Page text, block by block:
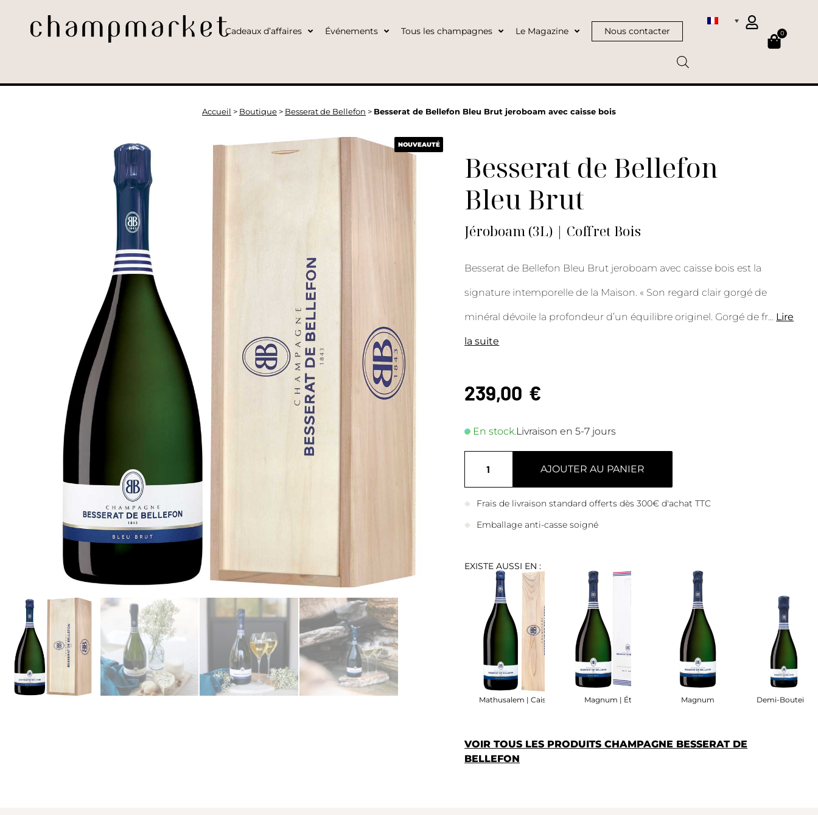
Cadeaux d’affaires Événements Tous les champagnes Le Magazine Nous contacter 0
Accueil > Boutique > Besserat de Bellefon > Besserat de Bellefon Bleu Brut jeroboam avec caisse bois
NOUVEAUTÉ
Besserat de Bellefon
Bleu Brut
Jéroboam (3L) | Coffret Bois
Besserat de Bellefon Bleu Brut jeroboam avec caisse bois est la
signature intemporelle de la Maison. « Son regard clair gorgé de
minéral dévoile la profondeur d’un équilibre originel. Gorgé de fr... Lire
la suite
239,00 €
En stock.Livraison en 5-7 jours
AJOUTER AU PANIER
Frais de livraison standard offerts dès 300€ d'achat TTC
Emballage anti-casse soigné
EXISTE AUSSI EN :
Mathusalem | Caisse Bois Magnum | Étui Magnum Demi-Bouteille
VOIR TOUS LES PRODUITS CHAMPAGNE BESSERAT DE
BELLEFON